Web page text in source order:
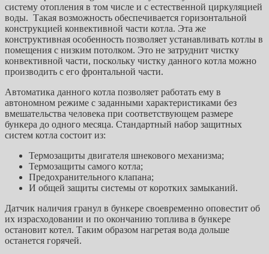
систему отопления в том числе и с естественной циркуляцией
воды. Такая возможность обеспечивается горизонтальной
конструкцией конвективной части котла. Эта же
конструктивная особенность позволяет устанавливать котлы в
помещения с низким потолком. Это не затруднит чистку
конвективной части, поскольку чистку данного котла можно
производить с его фронтальной части.
Автоматика данного котла позволяет работать ему в
автономном режиме с заданными характеристиками без
вмешательства человека при соответствующем размере
бункера до одного месяца. Стандартный набор защитных
систем котла состоит из:
Термозащиты двигателя шнекового механизма;
Термозащиты самого котла;
Предохранительного клапана;
И общей защиты системы от коротких замыканий.
Датчик наличия гранул в бункере своевременно оповестит об
их израсходовании и по окончанию топлива в бункере
остановит котел. Таким образом нагретая вода дольше
останется горячей.